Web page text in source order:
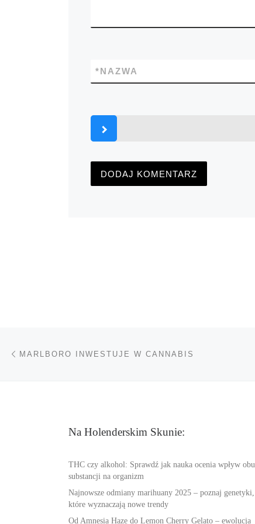
NAZWA
*
Nawigacja wpisu
MARLBORO INWESTUJE W CANNABIS
Na Holenderskim Skunie:
THC czy alkohol: Sprawdź jak nauka ocenia wpływ obu
substancji na organizm
Najnowsze odmiany marihuany 2025 – poznaj genetyki,
które wyznaczają nowe trendy
Od Amnesia Haze do Lemon Cherry Gelato – ewolucja